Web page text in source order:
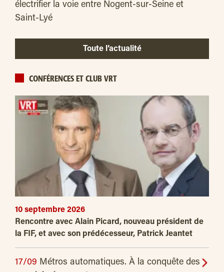
électrifier la voie entre Nogent-sur-Seine et
Saint-Lyé
Toute l’actualité
CONFÉRENCES ET CLUB VRT
10 septembre 2026
Rencontre avec Alain Picard, nouveau président de
la FIF, et avec son prédécesseur, Patrick Jeantet
17/09 Métros automatiques. À la conquête des